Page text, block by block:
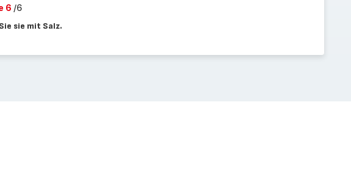
6 /6
sie mit Salz.